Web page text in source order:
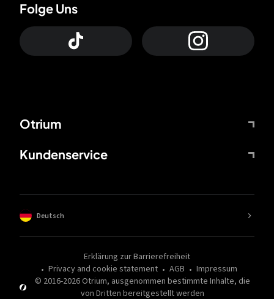
Otrium
Kundenservice
Folge Uns
© 2016-2026Otrium, ausgenommen bestimmte Inhalte, die
von Dritten bereitgestellt werden
Erklärung zur Barrierefreiheit
Privacy and cookie statement
AGB Impressum
Deutsch